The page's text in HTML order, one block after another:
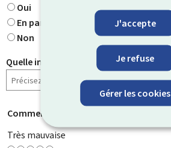
J'accepte
Je refuse
Gérer les cookies
Oui
En partie
Non
Quelle information cherchiez-vous ?
Comment évaluez-vous cette page ?
Très mauvaise